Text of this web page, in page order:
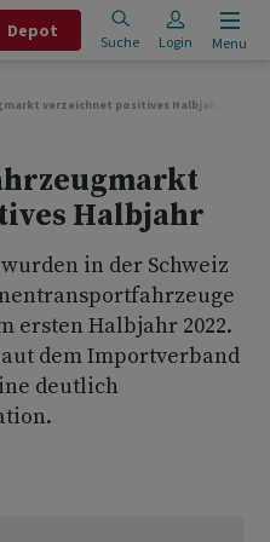
Depot
Suche Login Menu
verzeichnet positives Halbjahr
Halbjahr
in der Schweiz
ersten Halbjahr 2022.
dem Importverband
deutlich